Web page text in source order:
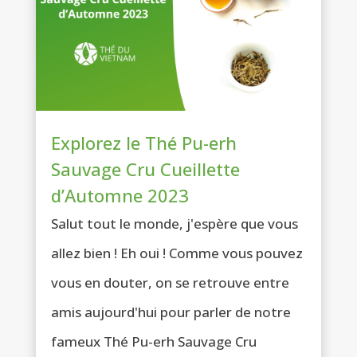
Explorez le Thé Pu-erh
Sauvage Cru Cueillette
d’Automne 2023
Salut tout le monde, j'espère que vous
allez bien ! Eh oui ! Comme vous pouvez
vous en douter, on se retrouve entre
amis aujourd'hui pour parler de notre
fameux Thé Pu-erh Sauvage Cru